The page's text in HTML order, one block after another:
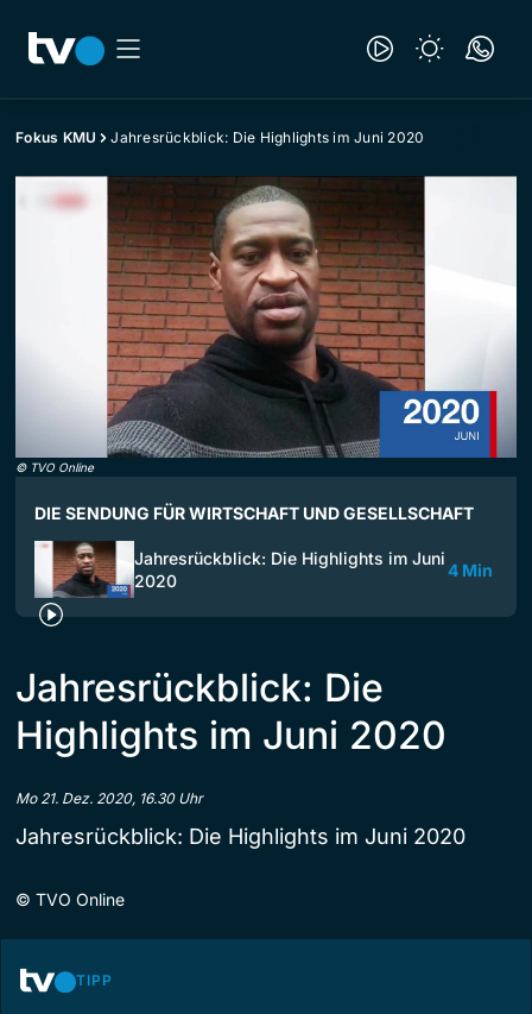
Fokus KMU Jahresrückblick: Die Highlights im Juni 2020
© TVO Online
DIE SENDUNG FÜR WIRTSCHAFT UND GESELLSCHAFT
Jahresrückblick: Die Highlights im Juni
2020
4 Min
Jahresrückblick: Die
Highlights im Juni 2020
Mo 21. Dez. 2020, 16.30 Uhr
Jahresrückblick: Die Highlights im Juni 2020
© TVO Online
TIPP